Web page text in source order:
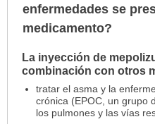
enfermedades se
medicamento?
¿Para
cuáles
condiciones
enfermedades
La inyección de
combinación con otros
tratar el asma y la
crónica (EPOC, un grupo
los pulmones y las vías